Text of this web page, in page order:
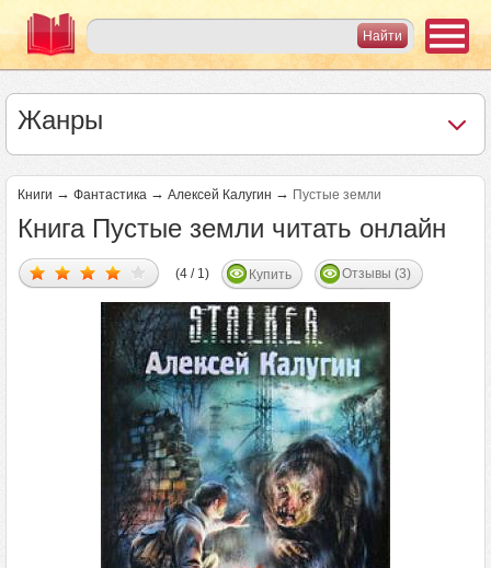
Жанры
Книги → Фантастика → Алексей Калугин → Пустые земли
Книга Пустые земли читать онлайн
(4 / 1) Купить Отзывы (3)